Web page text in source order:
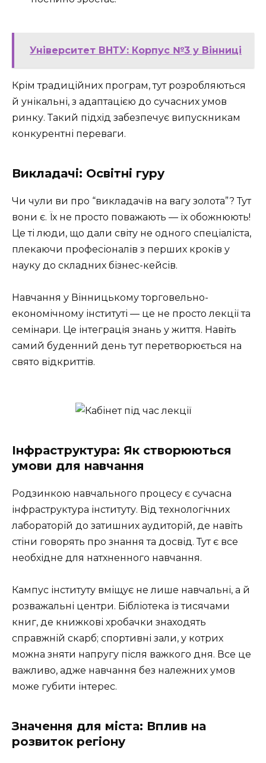
Університет ВНТУ: Корпус №3 у Вінниці
Крім традиційних програм, тут розробляються
й унікальні, з адаптацією до сучасних умов
ринку. Такий підхід забезпечує випускникам
конкурентні переваги.
Викладачі: Освітні гуру
Чи чули ви про “викладачів на вагу золота”? Тут
вони є. Їх не просто поважають — їх обожнюють!
Це ті люди, що дали світу не одного спеціаліста,
плекаючи професіоналів з перших кроків у
науку до складних бізнес-кейсів.
Навчання у Вінницькому торговельно-
економічному інституті — це не просто лекції та
семінари. Це інтеграція знань у життя. Навіть
самий буденний день тут перетворюється на
свято відкриттів.
Інфраструктура: Як створюються
умови для навчання
Родзинкою навчального процесу є сучасна
інфраструктура інституту. Від технологічних
лабораторій до затишних аудиторій, де навіть
стіни говорять про знання та досвід. Тут є все
необхідне для натхненного навчання.
Кампус інституту вміщує не лише навчальні, а й
розважальні центри. Бібліотека із тисячами
книг, де книжкові хробачки знаходять
справжній скарб; спортивні зали, у котрих
можна зняти напругу після важкого дня. Все це
важливо, адже навчання без належних умов
може губити інтерес.
Значення для міста: Вплив на
розвиток регіону